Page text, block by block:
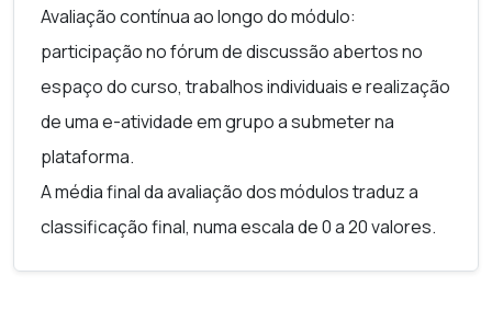
Avaliação contínua ao longo do módulo:
participação no fórum de discussão abertos no
espaço do curso, trabalhos individuais e realização
de uma e-atividade em grupo a submeter na
plataforma.
A média final da avaliação dos módulos traduz a
classificação final, numa escala de 0 a 20 valores.